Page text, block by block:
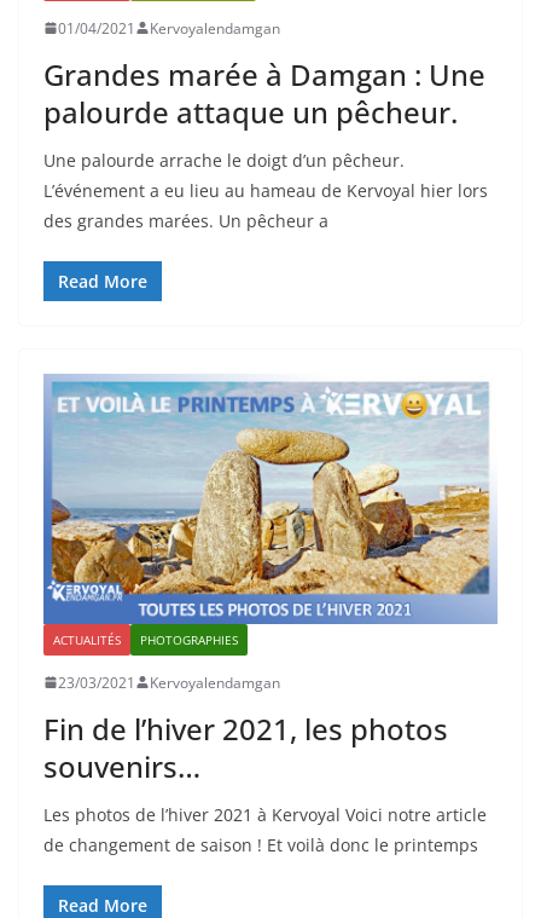
01/04/2021 Kervoyalendamgan
Grandes marée à Damgan : Une
palourde attaque un pêcheur.
Une palourde arrache le doigt d’un pêcheur.
L’événement a eu lieu au hameau de Kervoyal hier lors
des grandes marées. Un pêcheur a
Read More
ACTUALITÉS PHOTOGRAPHIES
23/03/2021 Kervoyalendamgan
Fin de l’hiver 2021, les photos
souvenirs…
Les photos de l’hiver 2021 à Kervoyal Voici notre article
de changement de saison ! Et voilà donc le printemps
Read More